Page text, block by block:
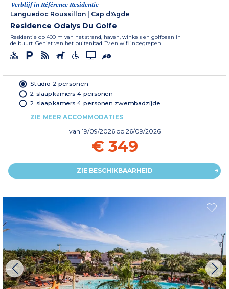
Verblijf in Référence Residentie
Languedoc Roussillon
Cap d'Agde
Residence Odalys Du Golfe
Residentie op 400 m van het strand, haven, winkels en golfbaan in
de buurt. Geniet van het buitenbad. Tv en wifi inbegrepen.
Studio 2 personen
2 slaapkamers 4 personen
2 slaapkamers 4 personen zwembadzijde
ZIE MEER ACCOMMODATIES
van 19/09/2026 op 26/09/2026
€ 349
ZIE BESCHIKBAARHEID